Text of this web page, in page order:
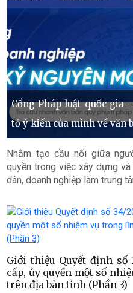
Cổng Pháp luật quốc gia
tỏ ý kiến của mình về văn
Nhằm tạo cầu nối giữa
quyền trong việc xây dựng
dân, doanh nghiệp làm trung
chỉnh chính sách kịp thời;
Hệ thống thông tin tiếp nhận,
bản quy phạm pháp luật kết
của người dân, doanh
quy định có vướng mắc, bất
thống văn bản quy phạm
thẩm quyền thực hiện trả lời
Giới thiệu Quyết định số
cấp, ủy quyền một số
trên địa bàn tỉnh (Phần 3)